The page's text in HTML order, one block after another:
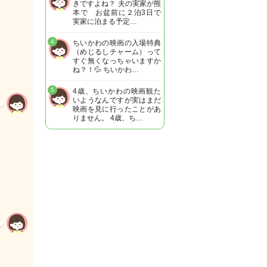
きですよね？ 夫の実家が熊
本で お盆前に２泊3日で
実家に泊まる予定…
ちいかわの映画の入場特典
（めじるしチャーム）って
すぐ無くなっちゃいますか
ね？！💦 ちいかわ…
4
4歳、ちいかわの映画観た
いようなんですが実はまだ
映画を見に行ったことがあ
りません。 4歳、ち…
5